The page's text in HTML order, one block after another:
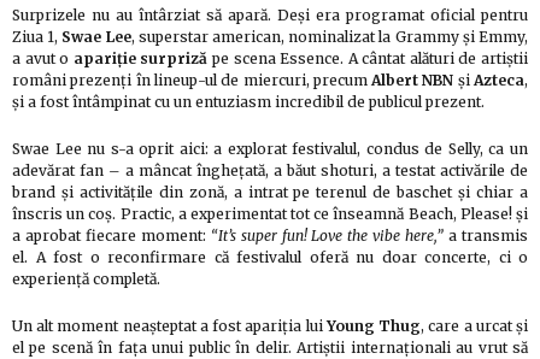
Surprizele nu au întârziat să apară. Deși era programat oficial pentru
Ziua 1, Swae Lee, superstar american, nominalizat la Grammy și Emmy,
a avut o apariție surpriză pe scena Essence. A cântat alături de artiștii
români prezenți în lineup-ul de miercuri, precumAlbert NBN șiAzteca,
și a fost întâmpinat cu un entuziasm incredibil de publicul prezent.
Swae Lee nu s-a oprit aici: a explorat festivalul, condus de Selly, ca un
adevărat fan – a mâncat înghețată, a băut shoturi, a testat activările de
brand și activitățile din zonă, a intrat pe terenul de baschet și chiar a
înscris un coș. Practic, a experimentat tot ce înseamnă Beach, Please! și
a aprobat fiecare moment: “It’s super fun! Love the vibe here,” a transmis
el. A fost o reconfirmare că festivalul oferă nu doar concerte, ci o
experiență completă.
Un alt moment neașteptat a fost apariția luiYoung Thug, care a urcat și
el pe scenă în fața unui public în delir. Artiștii internaționali au vrut să